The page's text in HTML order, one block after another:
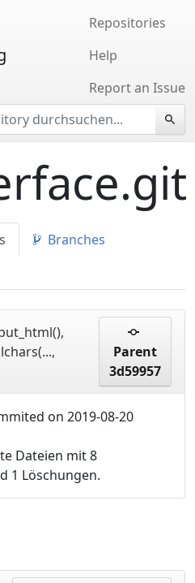
Repositories
Help
Report an Issue
Branches
Parent
3d59957
on 2019-08-20
Dateien mit 8
1 Löschungen.